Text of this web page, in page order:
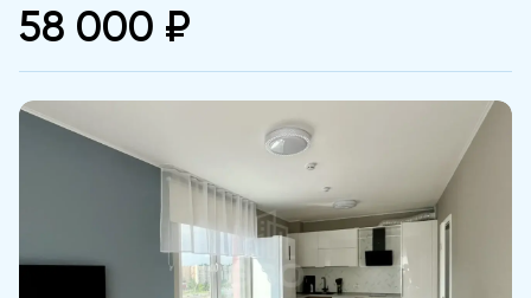
58 000 ₽